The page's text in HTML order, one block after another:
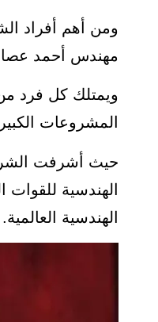
ومن أهم أفراد
مهندس أحمد
ويمتلك كل فرد
المشروعات
حيث أشرفت
الهندسية للقوات
الهندسية العالمية.